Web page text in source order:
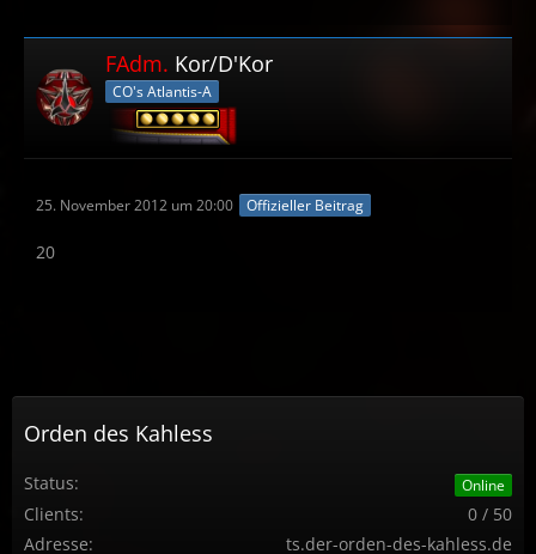
FAdm. Kor/D'Kor
CO's Atlantis-A
25. November 2012 um 20:00 Offizieller Beitrag
20
Orden des Kahless
Status: Online
Clients:
0 / 50
Adresse:
ts.der-orden-des-kahless.de